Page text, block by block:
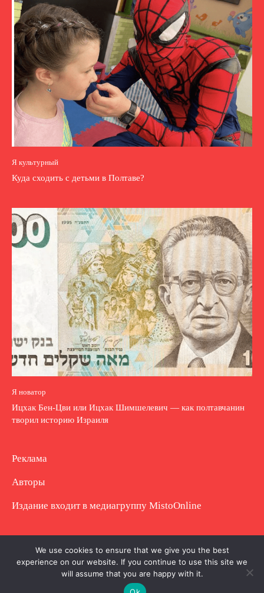
Я культурный
Куда сходить с детьми в Полтаве?
Я новатор
Ицхак Бен-Цви или Ицхак Шимшелевич — как полтавчанин
творил историю Израиля
Реклама
Авторы
Издание входит в медиагруппу MistoOnline
Copyright © Полное использование материала
запрещено. Частично разрешено с гиперссылкой.
We use cookies to ensure that we give you the best
experience on our website. If you continue to use this site we
will assume that you are happy with it.